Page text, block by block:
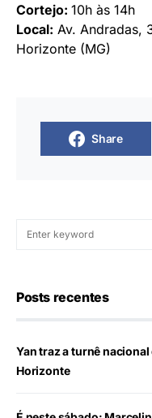
Cortejo: 10h às 14h
Local: Av. Andradas,
Horizonte (MG)
Share
Posts recentes
Yan traz a turnê
Horizonte